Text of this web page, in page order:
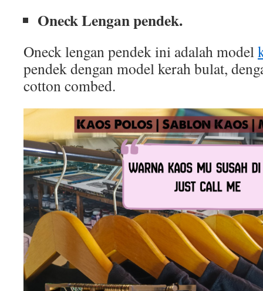
Oneck Lengan pendek.
Oneck lengan pendek ini adalah model
pendek dengan model kerah bulat,
cotton combed.